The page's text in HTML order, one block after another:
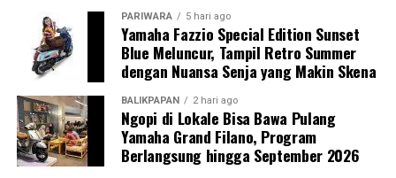
PARIWARA 5 hari ago
Yamaha Fazzio Special Edition Sunset
Blue Meluncur, Tampil Retro Summer
dengan Nuansa Senja yang Makin Skena
BALIKPAPAN 2 hari ago
Ngopi di Lokale Bisa Bawa Pulang
Yamaha Grand Filano, Program
Berlangsung hingga September 2026